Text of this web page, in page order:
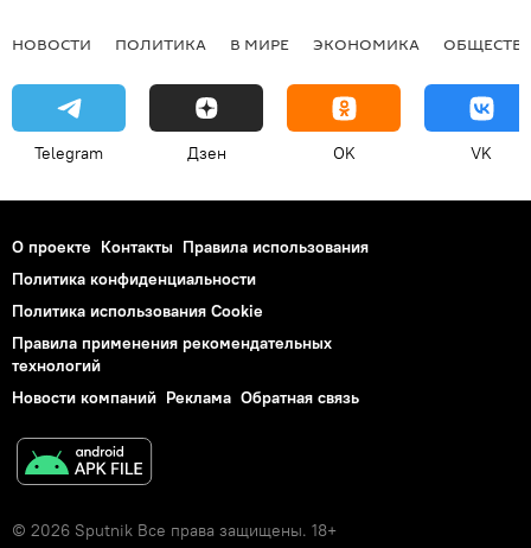
НОВОСТИ ПОЛИТИКА В МИРЕ ЭКОНОМИКА
Telegram Дзен OK VK
О проекте Контакты Правила использования
Политика конфиденциальности
Политика использования Cookie
Правила применения рекомендательных
технологий
Новости компаний Реклама Обратная связь
© 2026 Sputnik Все права защищены. 18+